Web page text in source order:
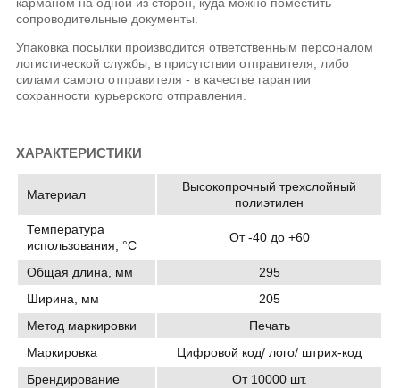
сопроводительные документы.
Упаковка посылки производится ответственным персоналом
логистической службы, в присутствии отправителя, либо
силами самого отправителя - в качестве гарантии
сохранности курьерского отправления.
ХАРАКТЕРИСТИКИ
Материал
Высокопрочный трехслойный
полиэтилен
Температура
использования, °C
От -40 до +60
Общая длина, мм
295
Ширина, мм
205
Метод маркировки
Печать
Маркировка
Цифровой код/ лого/ штрих-код
Брендирование
От 10000 шт.